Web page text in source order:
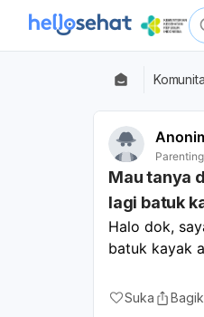
Parenting
Mau tanya
lagi batuk
Halo dok,
Suka